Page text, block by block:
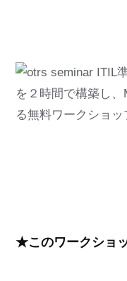
★このワークショ